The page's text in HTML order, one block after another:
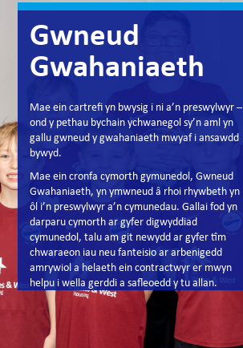
Gwneud
Gwahaniaeth
Mae ein cartrefi yn bwysig i ni a’n preswylwyr –
ond y pethau bychain ychwanegol sy’n aml yn
gallu gwneud y gwahaniaeth mwyaf i ansawdd
bywyd.
Mae ein cronfa cymorth gymunedol, Gwneud
Gwahaniaeth, yn ymwneud â rhoi rhywbeth yn
ôl i’n preswylwyr a’n cymunedau. Gallai fod yn
darparu cymorth ar gyfer digwyddiad
cymunedol, talu am git newydd ar gyfer tîm
chwaraeon iau neu fanteisio ar arbenigedd
amrywiol a helaeth ein contractwyr er mwyn
helpu i wella gerddi a safleoedd y tu allan.